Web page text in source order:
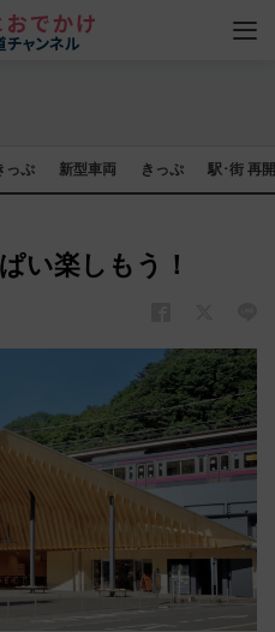
っぷ 新型車両 きっぷ 駅･街 再
い楽しもう！